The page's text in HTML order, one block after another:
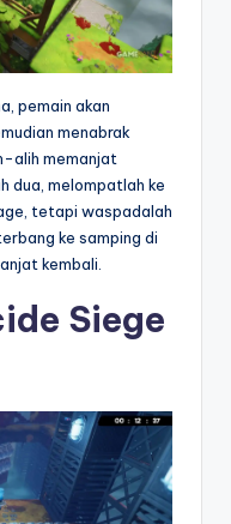
pemain akan
menabrak
alih memanjat
dua, melompatlah ke
tetapi waspadalah
ke samping di
kembali.
Siege